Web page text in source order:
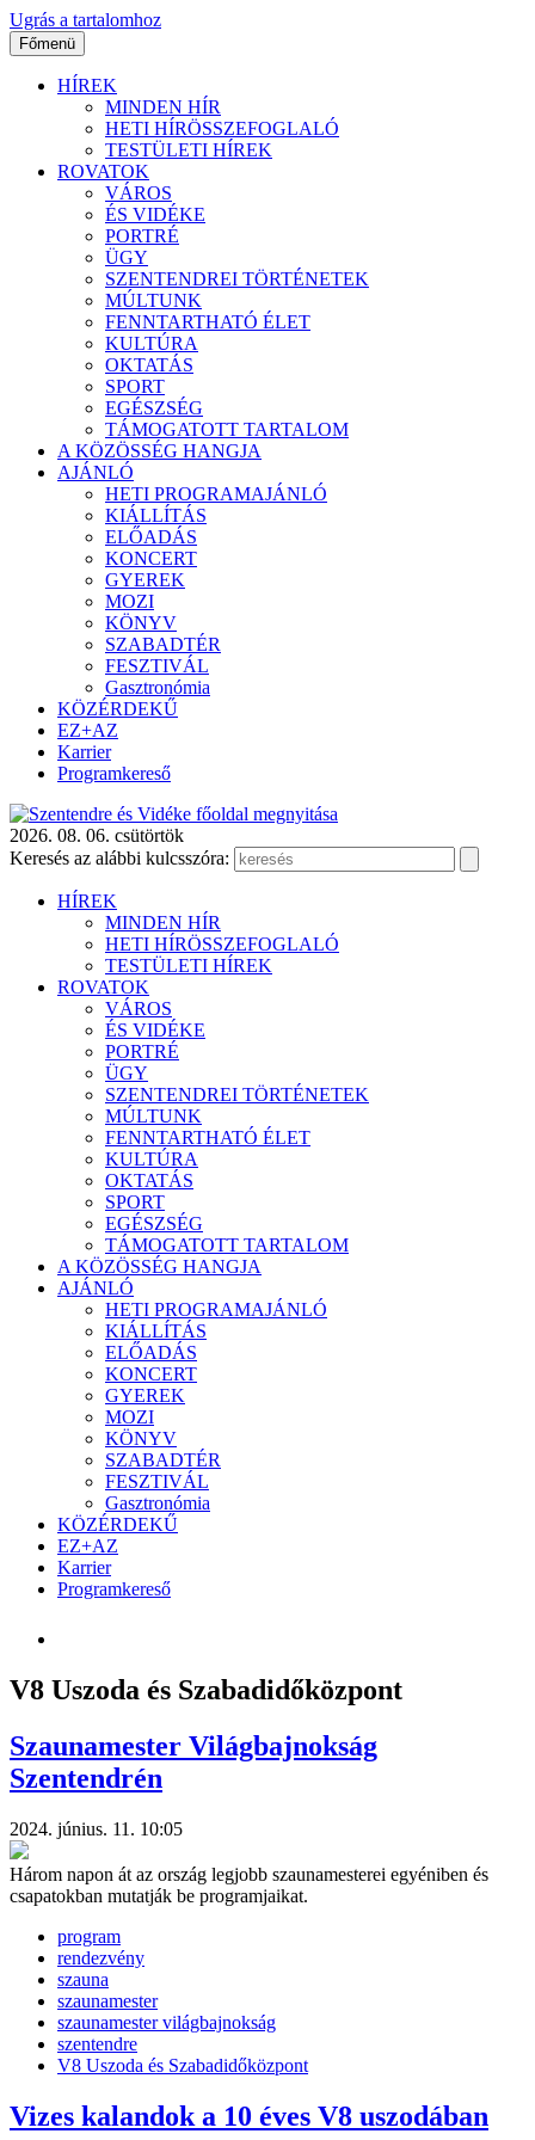
Ugrás a tartalomhoz
Főmenü
HÍREK
MINDEN HÍR
HETI HÍRÖSSZEFOGLALÓ
TESTÜLETI HÍREK
ROVATOK
VÁROS
ÉS VIDÉKE
PORTRÉ
ÜGY
SZENTENDREI TÖRTÉNETEK
MÚLTUNK
FENNTARTHATÓ ÉLET
KULTÚRA
OKTATÁS
SPORT
EGÉSZSÉG
TÁMOGATOTT TARTALOM
A KÖZÖSSÉG HANGJA
AJÁNLÓ
HETI PROGRAMAJÁNLÓ
KIÁLLÍTÁS
ELŐADÁS
KONCERT
GYEREK
MOZI
KÖNYV
SZABADTÉR
FESZTIVÁL
Gasztronómia
KÖZÉRDEKŰ
EZ+AZ
Karrier
Programkereső
2026. 08. 06. csütörtök
Keresés az alábbi kulcsszóra:
HÍREK
MINDEN HÍR
HETI HÍRÖSSZEFOGLALÓ
TESTÜLETI HÍREK
ROVATOK
VÁROS
ÉS VIDÉKE
PORTRÉ
ÜGY
SZENTENDREI TÖRTÉNETEK
MÚLTUNK
FENNTARTHATÓ ÉLET
KULTÚRA
OKTATÁS
SPORT
EGÉSZSÉG
TÁMOGATOTT TARTALOM
A KÖZÖSSÉG HANGJA
AJÁNLÓ
HETI PROGRAMAJÁNLÓ
KIÁLLÍTÁS
ELŐADÁS
KONCERT
GYEREK
MOZI
KÖNYV
SZABADTÉR
FESZTIVÁL
Gasztronómia
KÖZÉRDEKŰ
EZ+AZ
Karrier
Programkereső
V8 Uszoda és Szabadidőközpont
Szaunamester Világbajnokság
Szentendrén
2024. június. 11. 10:05
Három napon át az ország legjobb szaunamesterei egyéniben és
csapatokban mutatják be programjaikat.
program
rendezvény
szauna
szaunamester
szaunamester világbajnokság
szentendre
V8 Uszoda és Szabadidőközpont
Vizes kalandok a 10 éves V8 uszodában